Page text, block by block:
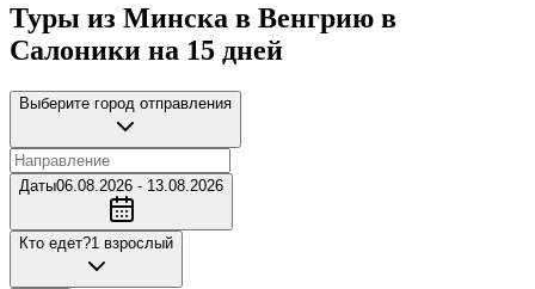
Туры из Минска в Венгрию в
Салоники на 15 дней
Выберите город отправления
Даты06.08.2026 - 13.08.2026
Кто едет?1 взрослый